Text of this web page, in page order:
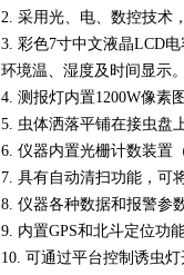
2. 采用光、电、数控技术
3. 彩色7寸中文液晶LCD
环境温、湿度及时间显示
4. 测报灯内置1200W像素
5. 虫体洒落平铺在接虫盘
6. 仪器内置光栅计数装置
7. 具有自动清扫功能，可
8. 仪器各种数据和报警参
9. 内置GPS和北斗定位功
10. 可通过平台控制诱虫